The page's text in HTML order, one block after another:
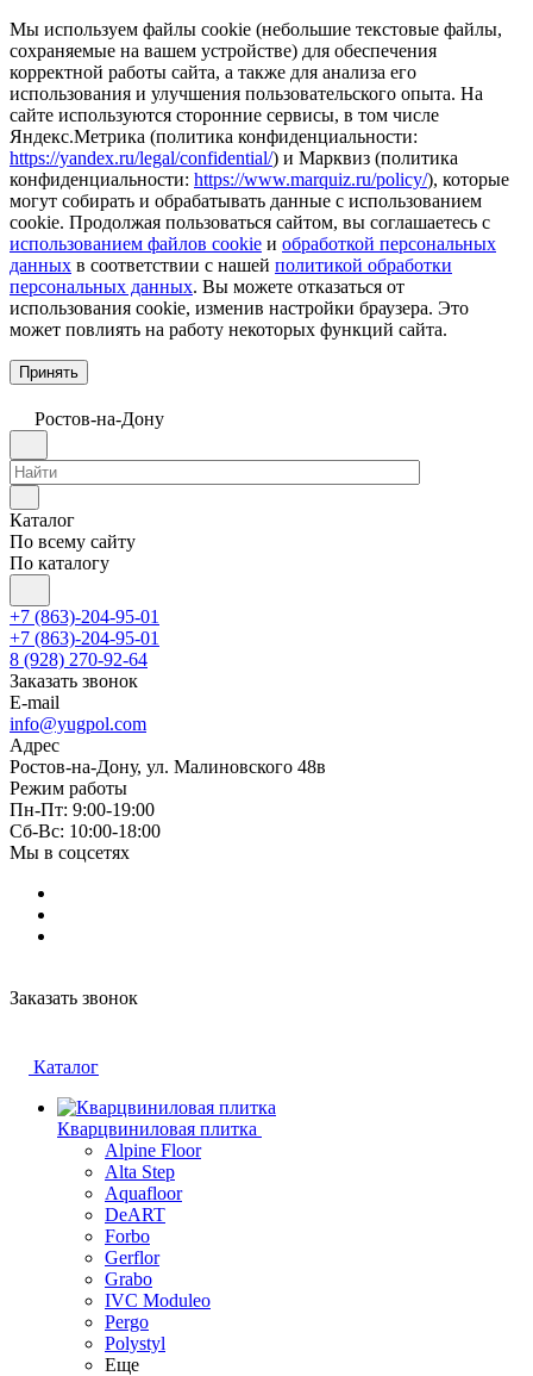
Мы используем файлы cookie (небольшие текстовые файлы,
сохраняемые на вашем устройстве) для обеспечения
корректной работы сайта, а также для анализа его
использования и улучшения пользовательского опыта. На
сайте используются сторонние сервисы, в том числе
Яндекс.Метрика (политика конфиденциальности:
https://yandex.ru/legal/confidential/) и Марквиз (политика
конфиденциальности: https://www.marquiz.ru/policy/), которые
могут собирать и обрабатывать данные с использованием
cookie. Продолжая пользоваться сайтом, вы соглашаетесь с
использованием файлов cookie и обработкой персональных
данных в соответствии с нашей политикой обработки
персональных данных. Вы можете отказаться от
использования cookie, изменив настройки браузера. Это
может повлиять на работу некоторых функций сайта.
Принять
Ростов-на-Дону
Каталог
По всему сайту
По каталогу
+7 (863)-204-95-01
+7 (863)-204-95-01
8 (928) 270-92-64
Заказать звонок
E-mail
info@yugpol.com
Адрес
Ростов-на-Дону, ул. Малиновского 48в
Режим работы
Пн-Пт: 9:00-19:00
Cб-Вс: 10:00-18:00
Мы в соцсетях
Заказать звонок
Каталог
Кварцвиниловая плитка
Alpine Floor
Alta Step
Aquafloor
DeART
Forbo
Gerflor
Grabo
IVC Moduleo
Pergo
Polystyl
Еще